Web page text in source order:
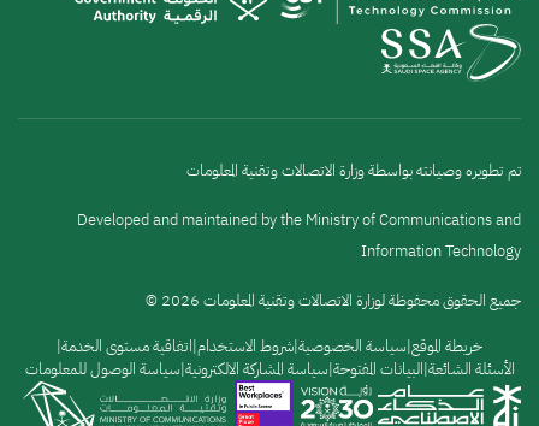
تم تطويره وصيانته بواسطة وزارة الاتصالات وتقنية المعلومات
Developed and maintained by the Ministry of Communications and
Information Technology
جميع الحقوق محفوظة لوزارة الاتصالات وتقنية المعلومات 2026 ©
القائمة
خريطة الموقع سياسة الخصوصية شروط الاستخدام اتفاقية مستوى الخدمة
الأسئلة الشائعة البيانات المفتوحة سياسة المشاركة الالكترونية سياسة الوصول للمعلومات